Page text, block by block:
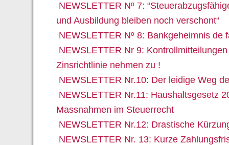
NEWSLETTER Nº 7:
und Ausbildung bleiben noch verschont“
NEWSLETTER Nº 8: Bankgeheimnis de
NEWSLETTER Nr 9:
Zinsrichtlinie nehmen zu !
NEWSLETTER Nr.10: Der leidige Weg
NEWSLETTER Nr.11: Haushaltsgesetz
Massnahmen im Steuerrecht
NEWSLETTER Nr.12: Drastische
NEWSLETTER Nr. 13: Kurze